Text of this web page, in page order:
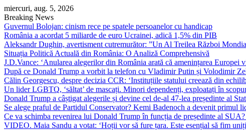
Skip
to
content
miercuri, aug. 5, 2026
Breaking News
Guvernul Bolojan: cinism rece pe spatele persoanelor cu handicap
România a acordat 5 miliarde de euro Ucrainei, adică 1,5% din PIB
Aleksandr Dughin, avertisment cutremurător: ”Un Al Treilea Război
Situația Politică Actuală din România: O Analiză Comprehensivă
J.D.Vance: ‘Anularea alegerilor din România arată că amenințarea Europei
După ce Donald Trump a vorbit la telefon cu Vladimir Putin și Volodimir
Călin Georgescu, despre decizia CCR: ‘Instituțiile statului creează din
Un lider LGBTQ, ‘săltat’ de mascați. Minori dependenți, exploatați în
Donald Trump a câștigat alegerile și devine cel de-al 47-lea președinte al
Se alege praful de Partidul Conservator? Kemi Badenoch a devenit
Ce va schimba revenirea lui Donald Trump în funcția de președinte al
VIDEO. Maia Sandu a votat: ‘Hoții vor să fure țara. Este esențial să fim uniți